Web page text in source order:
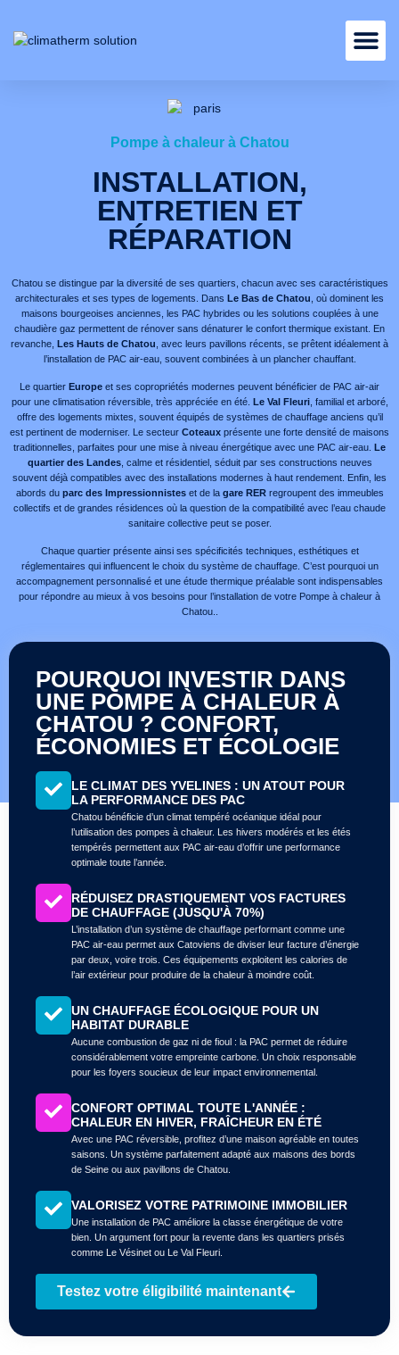
Pompe à chaleur à Chatou
INSTALLATION,
ENTRETIEN ET
RÉPARATION
Chatou se distingue par la diversité de ses quartiers, chacun avec ses caractéristiques
architecturales et ses types de logements. Dans Le Bas de Chatou , où dominent les
maisons bourgeoises anciennes, les PAC hybrides ou les solutions couplées à une
chaudière gaz permettent de rénover sans dénaturer le confort thermique existant. En
revanche, Les Hauts de Chatou , avec leurs pavillons récents, se prêtent idéalement à
l’installation de PAC air-eau, souvent combinées à un plancher chauffant.
Le quartier Europe et ses copropriétés modernes peuvent bénéficier de PAC air-air
pour une climatisation réversible, très appréciée en été. Le Val Fleuri, familial et arboré,
offre des logements mixtes, souvent équipés de systèmes de chauffage anciens qu’il
est pertinent de moderniser. Le secteur Coteaux présente une forte densité de maisons
traditionnelles, parfaites pour une mise à niveau énergétique avec une PAC air-eau. Le
quartier des Landes, calme et résidentiel, séduit par ses constructions neuves
souvent déjà compatibles avec des installations modernes à haut rendement. Enfin, les
abords du parc des Impressionnisteset de la gare RERregroupent des immeubles
collectifs et de grandes résidences où la question de la compatibilité avec l’eau chaude
sanitaire collective peut se poser.
Chaque quartier présente ainsi ses spécificités techniques, esthétiques et
réglementaires qui influencent le choix du système de chauffage. C’est pourquoi un
accompagnement personnalisé et une étude thermique préalable sont indispensables
pour répondre au mieux à vos besoins pour l’installation de votre Pompe à chaleur à
Chatou..
POURQUOI INVESTIR DANS
UNE POMPE À CHALEUR À
CHATOU ? CONFORT,
ÉCONOMIES ET ÉCOLOGIE
LE CLIMAT DES YVELINES : UN ATOUT POUR
LA PERFORMANCE DES PAC
Chatou bénéficie d’un climat tempéré océanique idéal pour
l’utilisation des pompes à chaleur. Les hivers modérés et les étés
tempérés permettent aux PAC air-eau d’offrir une performance
optimale toute l’année.
RÉDUISEZ DRASTIQUEMENT VOS FACTURES
DE CHAUFFAGE (JUSQU'À 70%)
L’installation d’un système de chauffage performant comme une
PAC air-eau permet aux Catoviens de diviser leur facture d’énergie
par deux, voire trois. Ces équipements exploitent les calories de
l’air extérieur pour produire de la chaleur à moindre coût.
UN CHAUFFAGE ÉCOLOGIQUE POUR UN
HABITAT DURABLE
Aucune combustion de gaz ni de fioul : la PAC permet de réduire
considérablement votre empreinte carbone. Un choix responsable
pour les foyers soucieux de leur impact environnemental.
CONFORT OPTIMAL TOUTE L'ANNÉE :
CHALEUR EN HIVER, FRAÎCHEUR EN ÉTÉ
Avec une PAC réversible, profitez d’une maison agréable en toutes
saisons. Un système parfaitement adapté aux maisons des bords
de Seine ou aux pavillons de Chatou.
VALORISEZ VOTRE PATRIMOINE IMMOBILIER
Une installation de PAC améliore la classe énergétique de votre
bien. Un argument fort pour la revente dans les quartiers prisés
comme Le Vésinet ou Le Val Fleuri.
Testez votre éligibilité maintenant